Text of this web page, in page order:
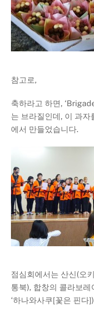
참고로,
축하라고 하면,
는 브라질인데, 이 과
에서 만들었습니다.
점심회에서는 산신(오
통북), 합창의 콜라보레
‘하나와사쿠[꽃은 핀다